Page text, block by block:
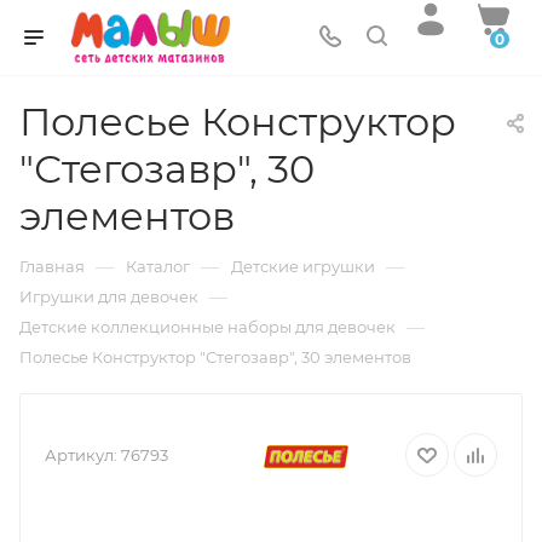
0
Полесье Конструктор
"Стегозавр", 30
элементов
Главная — Каталог — Детские игрушки —
Игрушки для девочек —
Детские коллекционные наборы для девочек —
Полесье Конструктор "Стегозавр", 30 элементов
Артикул: 76793